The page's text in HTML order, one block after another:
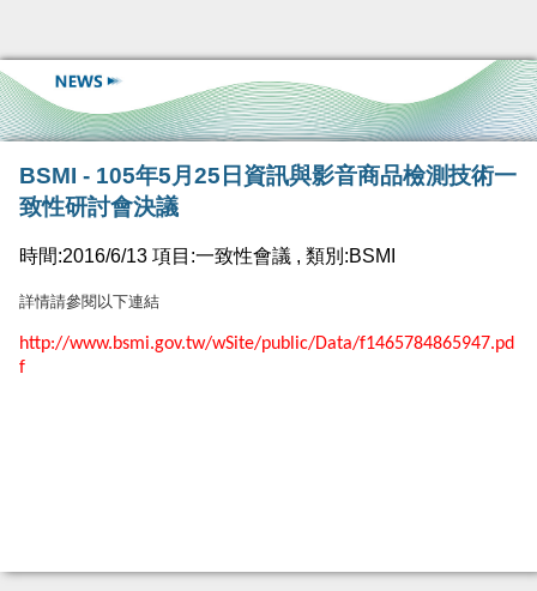
BSMI - 105年5月25日資訊與影音商品檢測技術一
致性研討會決議
時間:2016/6/13 項目:一致性會議 , 類別:BSMI
詳情請參閱以下連結
http://www.bsmi.gov.tw/wSite/public/Data/f1465784865947.pd
f